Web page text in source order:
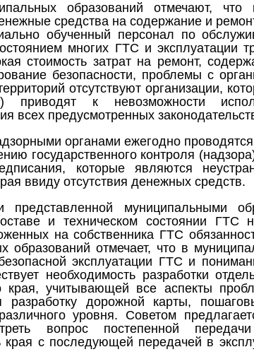
образований отмечают,
средства на содержание и
обученный персонал по
многих ГТС и эксплуатации
стоимость затрат на ремонт,
безопасности, проблемы с
отсутствуют организации,
приводят к невозможности
всех предусмотренных
органами ежегодно
государственного контроля
которые являются
ввиду отсутствия денежных средств.
представленной муниципальными
и техническом состоянии ГТС
на собственника ГТС
образований отмечает, что в
эксплуатации ГТС и
необходимость разработки
края, учитывающей все аспекты
дорожной карты,
уровня. Советом
вопрос постепенной
края с последующей передачей в